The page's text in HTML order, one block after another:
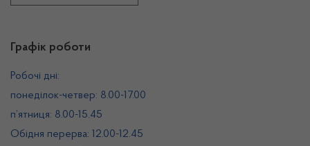
Графік роботи
Робочі дні:
понеділок-четвер: 8.00-17.00
п’ятниця: 8.00-15.45
Обідня перерва: 12.00-12.45